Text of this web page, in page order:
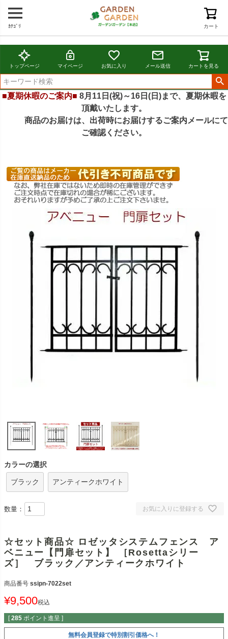
カート
ｶﾃｺﾞﾘ
トップページ マイページ お気に入り メール送信 カートを見る
■夏期休暇のご案内■ 8月11日(祝)～16日(日)まで、夏期休暇を
頂戴いたします。
商品のお届けは、出荷時にお届けするご案内メールにて
ご確認ください。
カラーの選択
ブラック アンティークホワイト
お気に入りに登録する
数量：
☆セット商品☆ ロゼッタシステムフェンス ア
ベニュー【門扉セット】 ［Rosettaシリー
ズ］ ブラック／アンティークホワイト
商品番号 ssipn-7022set
¥9,500税込
[ 285 ポイント進呈 ]
無料会員登録で特別割引価格へ！